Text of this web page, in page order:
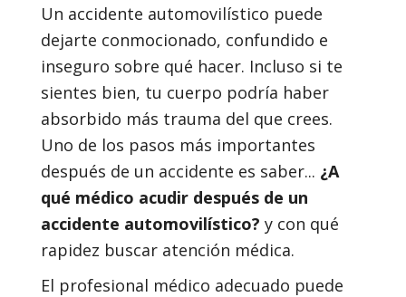
Un accidente automovilístico puede
dejarte conmocionado, confundido e
inseguro sobre qué hacer. Incluso si te
sientes bien, tu cuerpo podría haber
absorbido más trauma del que crees.
Uno de los pasos más importantes
después de un accidente es saber... ¿A
qué médico acudir después de un
accidente automovilístico? y con qué
rapidez buscar atención médica.
El profesional médico adecuado puede